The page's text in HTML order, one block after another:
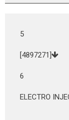
5
[4897271]
6
ELECTRO